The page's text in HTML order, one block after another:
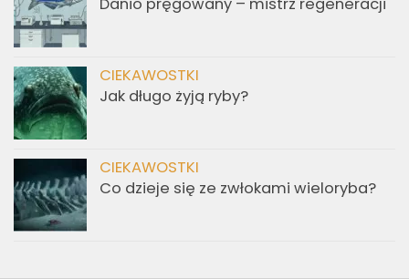
Danio pręgowany – mistrz regeneracji
CIEKAWOSTKI
Jak długo żyją ryby?
CIEKAWOSTKI
Co dzieje się ze zwłokami wieloryba?